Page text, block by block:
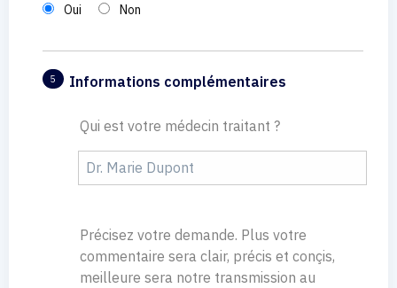
Oui Non
5 Informations complémentaires
Qui est votre médecin traitant ?
Précisez votre demande. Plus votre
commentaire sera clair, précis et conçis,
meilleure sera notre transmission au